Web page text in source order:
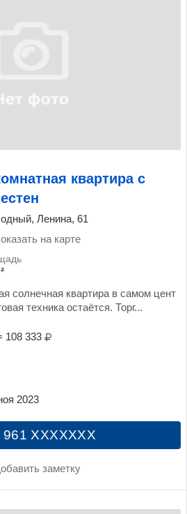
квартира с
Ленина, 61
на карте
солнечная квартира в самом цент
техника остаётся. Торг...
108 333
961 XXXXXXX
заметку
2023